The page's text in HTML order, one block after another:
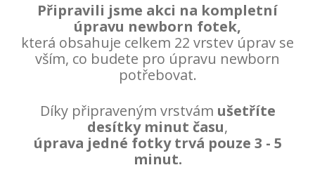
Připravili jsme akci na kompletní
úpravu newborn fotek,
která obsahuje celkem 22 vrstev úprav se
vším, co budete pro úpravu newborn
potřebovat.
Díky připraveným vrstvám ušetříte
desítky minut času,
úprava jedné fotky trvá pouze 3 - 5
minut.